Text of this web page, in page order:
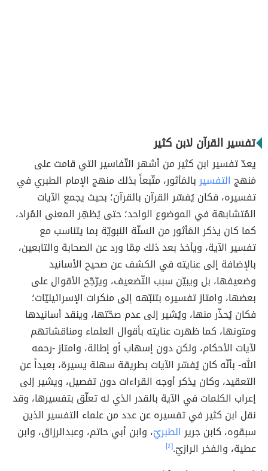
تفسير القرآن لابن كثير
يعدّ تفسير ابن كثير من أشهر التّفاسير التي قامت على
مَنهج التفسيربالمَأثور، متّبعاً بذلك منهج الإمام الطبري في
تفسيره، فكان يُفسّر القرآن بالقرآن؛ بحيث يجمع الآيات
المُتشابهة في الموضوع الواحد؛ حتى يُظهِر المعنى المُراد،
كما كان يذكر المَأثور من السنّة النبويّة بما يتناسب مع
تفسير الآية، ويأخذ بعد ذلك مِمّا ورد عن الصحابة والتابعين،
بالإضافة إلى عنايته في الكشف عن صحيح الأسانيد
وضعيفها، بل ويبيّن سبب التّضعيف، ويرّجّح الأقوال على
بعضها، وامتاز تفسيره بتنبّهه إلى منكرات الإسرائيليّات؛
فكان يُحذّر منها، ويُشير إلى عدم صحّتها، وينقد أسانيدها
ومتونها، كما ظهرت عنايته بأقوال العلماء ومناقشاتهم
لآيات الأحكام، ولكن دون إسهاب أو إطالة، وامتاز -رحمه
الله- بأنّه كان يُفسّر الآيات بطريقة سهلة يسيرة، بعيداً عن
التعقيد، وكان يذكر أوجه القراءات دون تفصيل، ويشير إلى
إعراب الكلمات في الآية بالقدر الذي له تعلّق بتفسيرها، وقد
نقل ابن كثير في تفسيره عن عدد من علماء التفسير الذين
سبقوه، كابن جريرالطبريّ، وابن أبي حاتم، وعبدالرزاق، وابن
عطية، والفخر الرازيّ.[٤]